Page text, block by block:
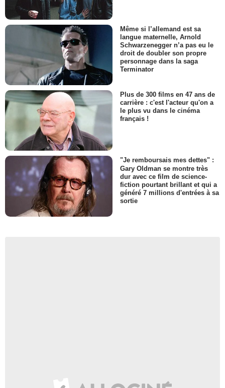
Même si l’allemand est sa
langue maternelle, Arnold
Schwarzenegger n’a pas eu le
droit de doubler son propre
personnage dans la saga
Terminator
Plus de 300 films en 47 ans de
carrière : c'est l'acteur qu'on a
le plus vu dans le cinéma
français !
"Je remboursais mes dettes" :
Gary Oldman se montre très
dur avec ce film de science-
fiction pourtant brillant et qui a
généré 7 millions d'entrées à sa
sortie